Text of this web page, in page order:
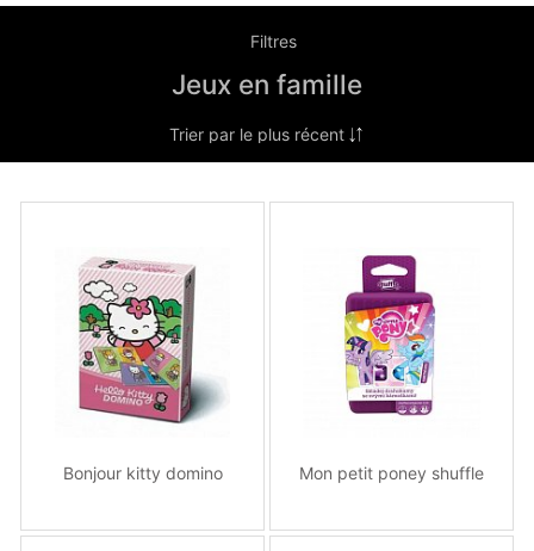
Filtres
Jeux en famille
Bonjour kitty domino Mon petit poney shuffle